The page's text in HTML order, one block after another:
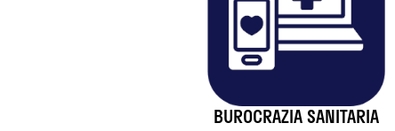
BUROCRAZIA SANITARIA